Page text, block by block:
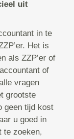
uit
in te
Het is
als ZZP’er of
of
vragen
grootste
geen tijd kost
u goed in
te zoeken,